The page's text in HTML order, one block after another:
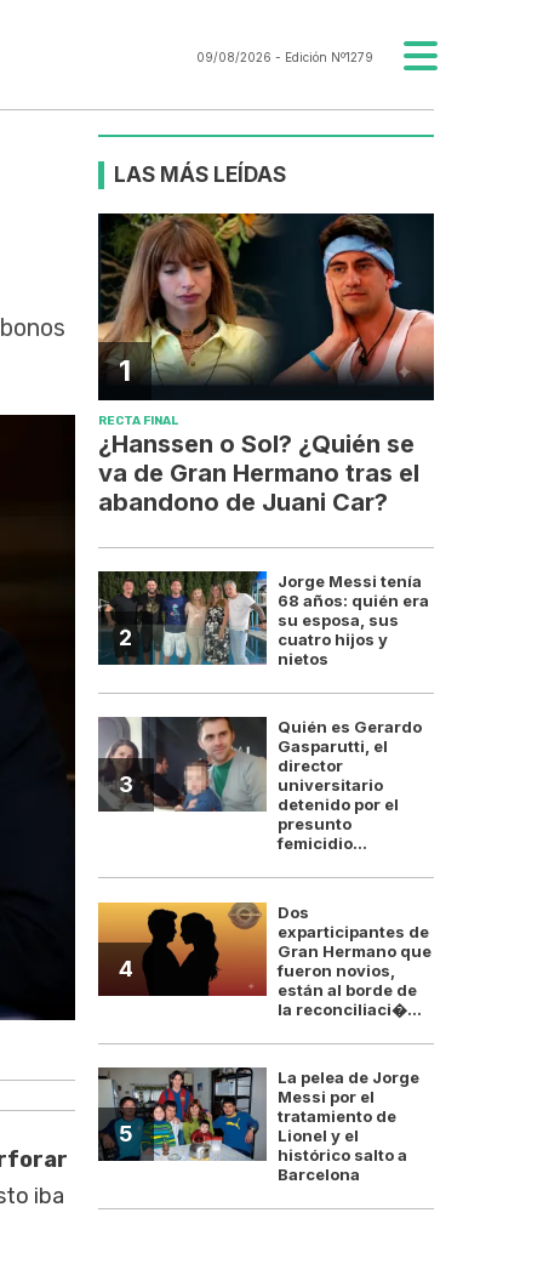
09/08/2026 - Edición Nº1279
Javier Milei y Luis
iba
LAS MÁS LEÍDAS
1
RECTA FINAL
¿Hanssen o Sol? ¿Quién se
va de Gran Hermano tras el
abandono de Juani Car?
2
Jorge Messi tenía
68 años: quién era
su esposa, sus
cuatro hijos y
nietos
3
Quién es Gerardo
Gasparutti, el
director
universitario
detenido por el
presunto
femicidio...
4
Dos
exparticipantes de
Gran Hermano que
fueron novios,
están al borde de
la reconciliaci�...
5
La pelea de Jorge
Messi por el
tratamiento de
Lionel y el
histórico salto a
Barcelona